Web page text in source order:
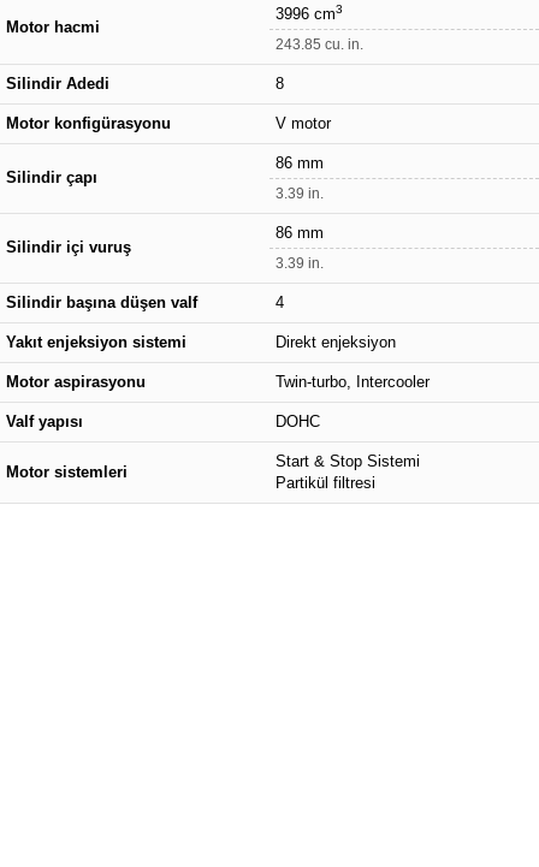
Motor hacmi
3996 cm3
243.85 cu. in.
Silindir Adedi 8
Motor konfigürasyonu V motor
Silindir çapı
86 mm
3.39 in.
Silindir içi vuruş
86 mm
3.39 in.
Silindir başına düşen valf 4
Yakıt enjeksiyon sistemi Direkt enjeksiyon
Motor aspirasyonu Twin-turbo, Intercooler
Valf yapısı DOHC
Motor sistemleri
Start & Stop Sistemi
Partikül filtresi